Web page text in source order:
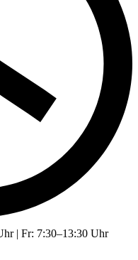
| Fr: 7:30–13:30 Uhr